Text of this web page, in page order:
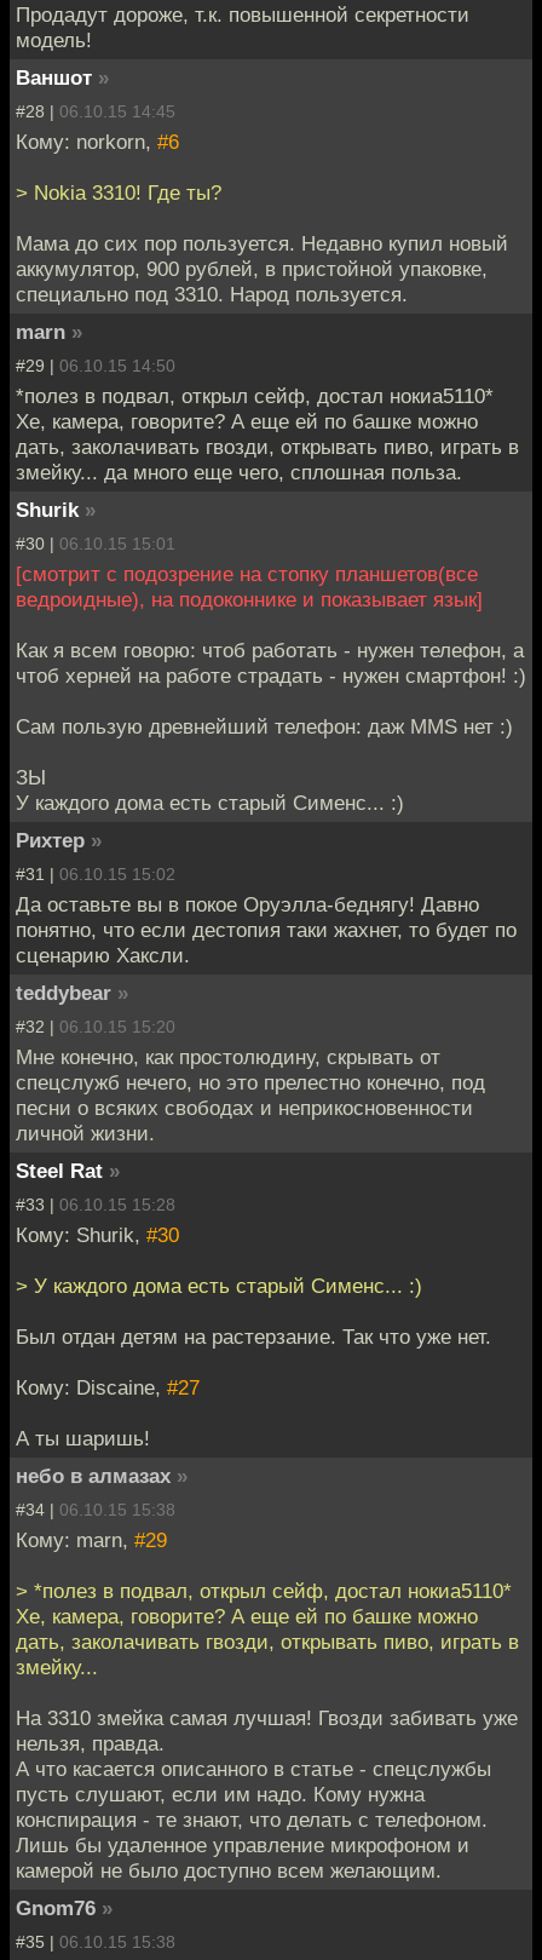
Продадут дороже, т.к. повышенной секретности
модель!
Ваншот »
#28 | 06.10.15 14:45
Кому: norkorn, #6
> Nokia 3310! Где ты?
Мама до сих пор пользуется. Недавно купил новый
аккумулятор, 900 рублей, в пристойной упаковке,
специально под 3310. Народ пользуется.
marn »
#29 | 06.10.15 14:50
*полез в подвал, открыл сейф, достал нокиа5110*
Хе, камера, говорите? А еще ей по башке можно
дать, заколачивать гвозди, открывать пиво, играть в
змейку... да много еще чего, сплошная польза.
Shurik »
#30 | 06.10.15 15:01
[смотрит с подозрение на стопку планшетов(все
ведроидные), на подоконнике и показывает язык]
Как я всем говорю: чтоб работать - нужен телефон, а
чтоб херней на работе страдать - нужен смартфон! :)
Сам пользую древнейший телефон: даж MMS нет :)
ЗЫ
У каждого дома есть старый Сименс... :)
Рихтер »
#31 | 06.10.15 15:02
Да оставьте вы в покое Оруэлла-беднягу! Давно
понятно, что если дестопия таки жахнет, то будет по
сценарию Хаксли.
teddybear »
#32 | 06.10.15 15:20
Мне конечно, как простолюдину, скрывать от
спецслужб нечего, но это прелестно конечно, под
песни о всяких свободах и неприкосновенности
личной жизни.
Steel Rat »
#33 | 06.10.15 15:28
Кому: Shurik, #30
> У каждого дома есть старый Сименс... :)
Был отдан детям на растерзание. Так что уже нет.
Кому: Discaine, #27
А ты шаришь!
небо в алмазах »
#34 | 06.10.15 15:38
Кому: marn, #29
> *полез в подвал, открыл сейф, достал нокиа5110*
Хе, камера, говорите? А еще ей по башке можно
дать, заколачивать гвозди, открывать пиво, играть в
змейку...
На 3310 змейка самая лучшая! Гвозди забивать уже
нельзя, правда.
А что касается описанного в статье - спецслужбы
пусть слушают, если им надо. Кому нужна
конспирация - те знают, что делать с телефоном.
Лишь бы удаленное управление микрофоном и
камерой не было доступно всем желающим.
Gnom76 »
#35 | 06.10.15 15:38